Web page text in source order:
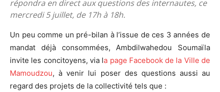
répondra en direct aux questions des internautes, ce
mercredi 5 juillet, de 17h à 18h.
Un peu comme un pré-bilan à l’issue de ces 3 années de
mandat déjà consommées, Ambdilwahedou Soumaïla
invite les concitoyens, via la page Facebook de la Ville de
Mamoudzou, à venir lui poser des questions aussi au
regard des projets de la collectivité tels que :